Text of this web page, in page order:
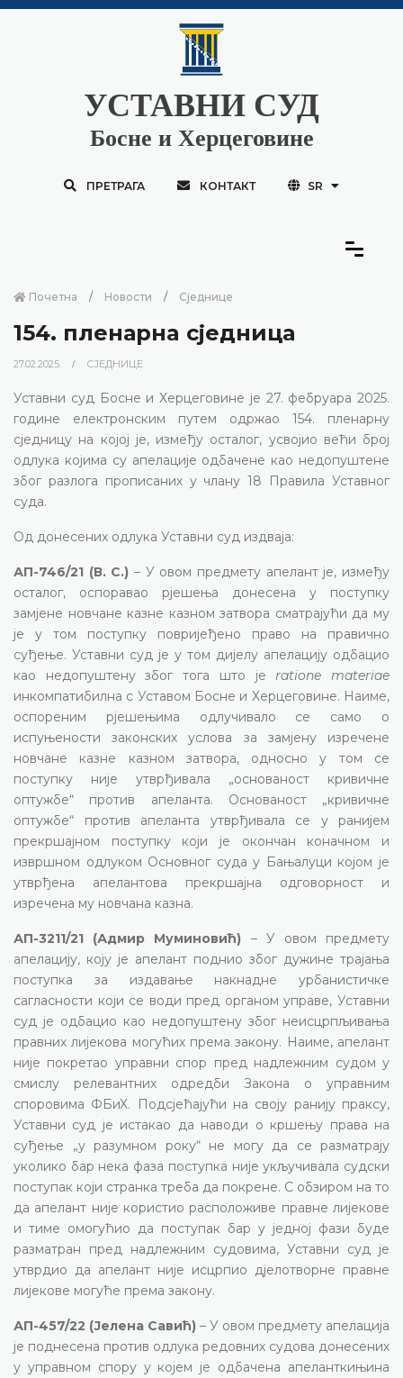
УСТАВНИ СУД
Босне и Херцеговине
ПРЕТРАГА КОНТАКТ SR
Почетна Новости Сједнице
154. пленарнa сједницa
27.02.2025. СЈЕДНИЦЕ
Уставни суд Босне и Херцеговине је 27. фебруара 2025.
године електронским путем одржао 154. пленарну
сједницу на којој је, између осталог, усвојио већи број
одлука којима су апелације одбачене као недопуштене
због разлога прописаних у члану 18 Правила Уставног
суда.
Од донесених одлука Уставни суд издваја:
АП-746/21 (В. С.) – У овом предмету апелант је, између
осталог, оспоравао рјешења донесена у поступку
замјене новчане казне казном затвора сматрајући да му
је у том поступку повријеђено право на правично
суђење. Уставни суд је у том дијелу апелацију одбацио
као недопуштену због тога што јеratione materiae
инкомпатибилна с Уставом Босне и Херцеговине. Наиме,
оспореним рјешењима одлучивало се само о
испуњености законских услова за замјену изречене
новчане казне казном затвора, односно у том се
поступку није утврђивала „основаност кривичне
оптужбе“ против апеланта. Основаност „кривичне
оптужбе“ против апеланта утврђивала се у ранијем
прекршајном поступку који је окончан коначном и
извршном одлуком Основног суда у Бањалуци којом је
утврђена апелантова прекршајна одговорност и
изречена му новчана казна.
АП-3211/21 (Адмир Муминовић) – У овом предмету
апелацију, коју је апелант поднио због дужине трајања
поступка за издавање накнадне урбанистичке
сагласности који се води пред органом управе, Уставни
суд је одбацио као недопуштену због неисцрпљивања
правних лијекова могућих према закону. Наиме, апелант
није покретао управни спор пред надлежним судом у
смислу релевантних одредби Закона о управним
споровима ФБиХ. Подсјећајући на своју ранију праксу,
Уставни суд је истакао да наводи о кршењу права на
суђење „у разумном року“ не могу да се разматрају
уколико бар нека фаза поступка није укључивала судски
поступак који странка треба да покрене. С обзиром на то
да апелант није користио расположиве правне лијекове
и тиме омогућио да поступак бар у једној фази буде
разматран пред надлежним судовима, Уставни суд је
утврдио да апелант није исцрпио дјелотворне правне
лијекове могуће према закону.
АП-457/22 (Јелена Савић) – У овом предмету апелација
је поднесена против одлука редовних судова донесених
у управном спору у којем је одбачена апеланткињина